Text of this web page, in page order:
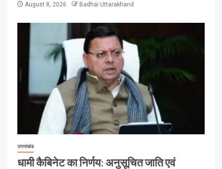
August 8, 2026 Badhai Uttarakhand
उत्तराखंड
धामी कैबिनेट का निर्णय: अनुसूचित जाति एवं